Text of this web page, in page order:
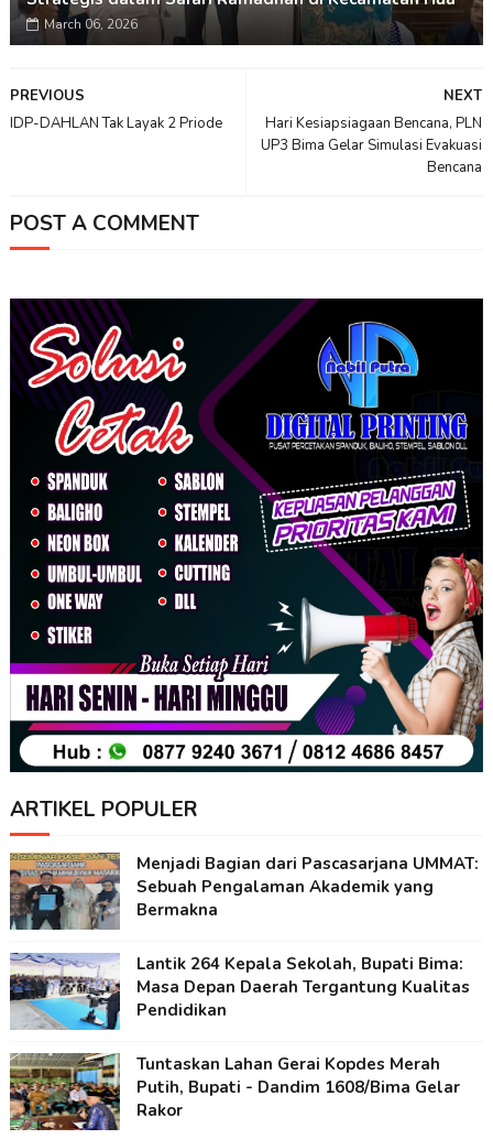
March 06, 2026
NEXT
Hari Kesiapsiagaan Bencana, PLN
UP3 Bima Gelar Simulasi Evakuasi
Bencana
PREVIOUS
IDP-DAHLAN Tak Layak 2 Priode
POST A COMMENT
ARTIKEL POPULER
Menjadi Bagian dari Pascasarjana UMMAT:
Sebuah Pengalaman Akademik yang
Bermakna
Lantik 264 Kepala Sekolah, Bupati Bima:
Masa Depan Daerah Tergantung Kualitas
Pendidikan
Tuntaskan Lahan Gerai Kopdes Merah
Putih, Bupati - Dandim 1608/Bima Gelar
Rakor